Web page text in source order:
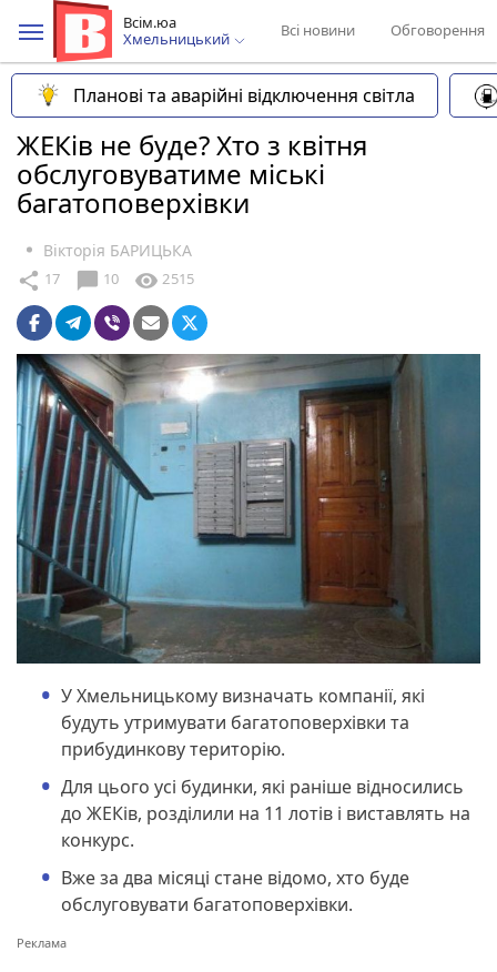
Всім.юа
Хмельницький
Всі новини Обговорення
Планові та аварійні відключення світла
ЖЕКів не буде? Хто з квітня
обслуговуватиме міські
багатоповерхівки
Вікторія БАРИЦЬКА
share 17 chat_bubble 10 visibility 2515
У Хмельницькому визначать компанії, які
будуть утримувати багатоповерхівки та
прибудинкову територію.
Для цього усі будинки, які раніше відносились
до ЖЕКів, розділили на 11 лотів і виставлять на
конкурс.
Вже за два місяці стане відомо, хто буде
обслуговувати багатоповерхівки.